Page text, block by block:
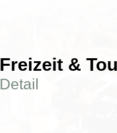
Freizeit &
Detail